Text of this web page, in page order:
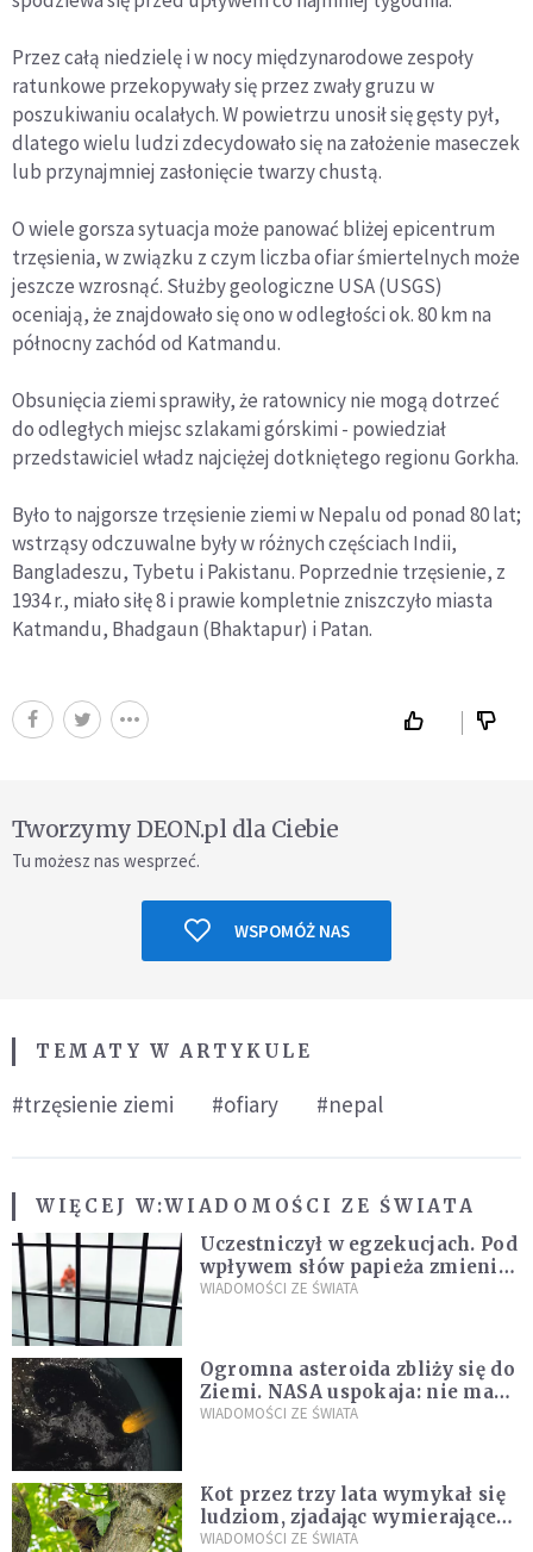
Przez całą niedzielę i w nocy międzynarodowe zespoły
ratunkowe przekopywały się przez zwały gruzu w
poszukiwaniu ocalałych. W powietrzu unosił się gęsty pył,
dlatego wielu ludzi zdecydowało się na założenie maseczek
lub przynajmniej zasłonięcie twarzy chustą.
O wiele gorsza sytuacja może panować bliżej epicentrum
trzęsienia, w związku z czym liczba ofiar śmiertelnych może
jeszcze wzrosnąć. Służby geologiczne USA (USGS)
oceniają, że znajdowało się ono w odległości ok. 80 km na
północny zachód od Katmandu.
Obsunięcia ziemi sprawiły, że ratownicy nie mogą dotrzeć
do odległych miejsc szlakami górskimi - powiedział
przedstawiciel władz najciężej dotkniętego regionu Gorkha.
Było to najgorsze trzęsienie ziemi w Nepalu od ponad 80 lat;
wstrząsy odczuwalne były w różnych częściach Indii,
Bangladeszu, Tybetu i Pakistanu. Poprzednie trzęsienie, z
1934 r., miało siłę 8 i prawie kompletnie zniszczyło miasta
Katmandu, Bhadgaun (Bhaktapur) i Patan.
Tworzymy DEON.pl dla Ciebie
Tu możesz nas wesprzeć.
WSPOMÓŻ NAS
TEMATY W ARTYKULE
#trzęsienie ziemi #ofiary #nepal
WIĘCEJ W:WIADOMOŚCI ZE ŚWIATA
Uczestniczył w egzekucjach. Pod
wpływem słów papieża zmienił
zdanie
WIADOMOŚCI ZE ŚWIATA
Ogromna asteroida zbliży się do
Ziemi. NASA uspokaja: nie ma
zagrożenia
WIADOMOŚCI ZE ŚWIATA
Kot przez trzy lata wymykał się
ludziom, zjadając wymierające
kaczki. W końcu popełnił
WIADOMOŚCI ZE ŚWIATA